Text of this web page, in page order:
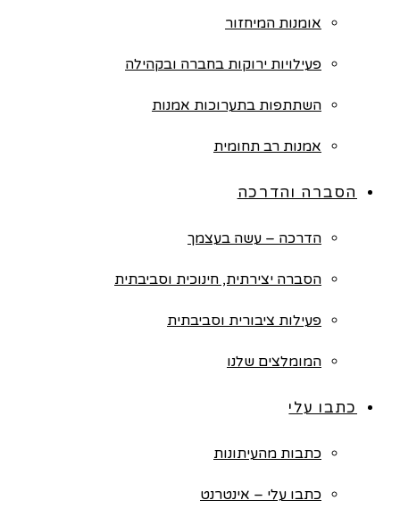
אומנות המיחזור
פעילויות ירוקות בחברה ובקהילה
השתתפות בתערוכות אמנות
אמנות רב תחומית
הסברה והדרכה
הדרכה – עשה בעצמך
הסברה יצירתית, חינוכית וסביבתית
פעילות ציבורית וסביבתית
המומלצים שלנו
כתבו עלי
כתבות מהעיתונות
כתבו עלי – אינטרנט